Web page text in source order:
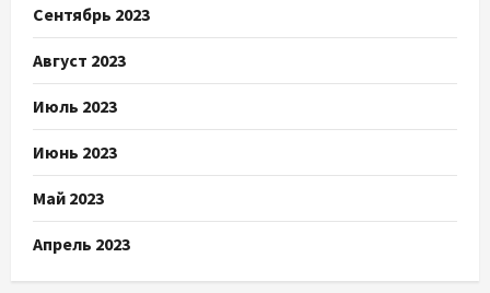
Сентябрь 2023
Август 2023
Июль 2023
Июнь 2023
Май 2023
Апрель 2023